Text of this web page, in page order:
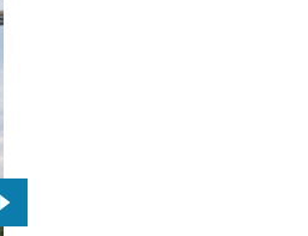
Przejdź do kolejnego zdjęcia.